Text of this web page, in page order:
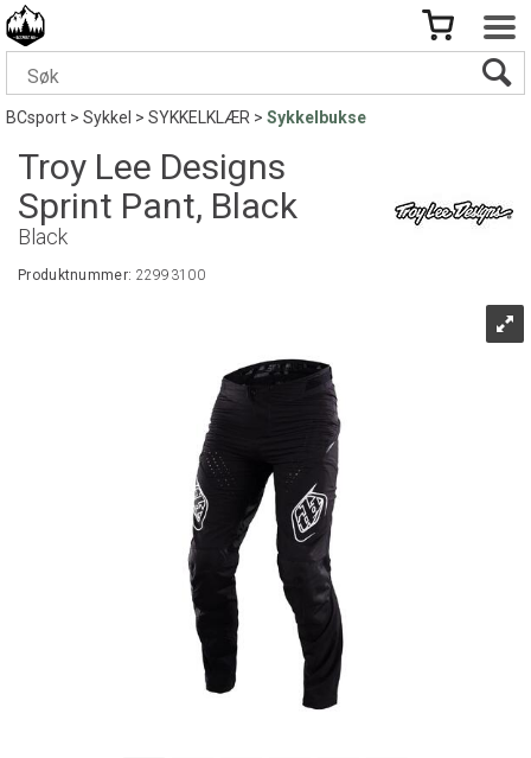
BCsport>Sykkel >SYKKELKLÆR>Sykkelbukse
Troy Lee Designs
Sprint Pant, Black
Black
Produktnummer: 22993100